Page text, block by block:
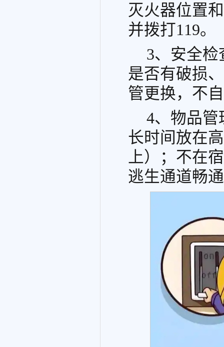
灭火器位置
并拨打119。
3、安全
是否有破损
管更换，不
4、物品
长时间放在
上）；不在
逃生通道畅